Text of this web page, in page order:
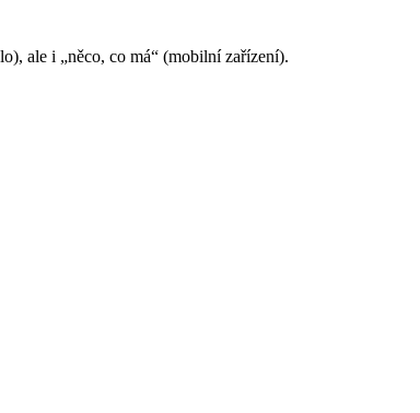
ale i „něco, co má“ (mobilní zařízení).